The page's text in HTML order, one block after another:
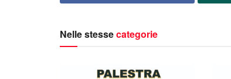
Nelle stessecategorie